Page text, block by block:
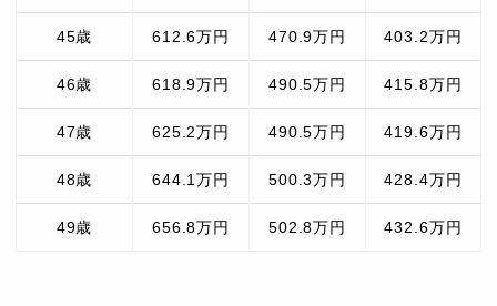
45歳 612.6万円 470.9万円 403.2万円
46歳 618.9万円 490.5万円 415.8万円
47歳 625.2万円 490.5万円 419.6万円
48歳 644.1万円 500.3万円 428.4万円
49歳 656.8万円 502.8万円 432.6万円